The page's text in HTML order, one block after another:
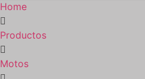
Home
Productos
Motos